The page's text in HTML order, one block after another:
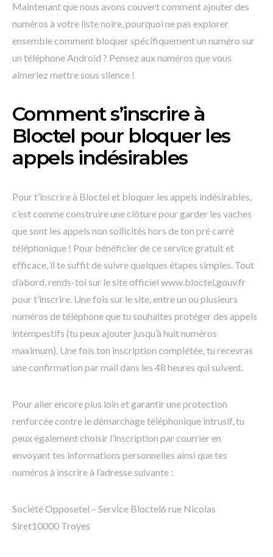
Maintenant que nous avons couvert comment ajouter des
numéros à votre liste noire, pourquoi ne pas explorer
ensemble comment bloquer spécifiquement un numéro sur
un téléphone Android ? Pensez aux numéros que vous
aimeriez mettre sous silence !
Comment s’inscrire à
Bloctel pour bloquer les
appels indésirables
Pour t’inscrire à Bloctel et bloquer les appels indésirables,
c’est comme construire une clôture pour garder les vaches
que sont les appels non sollicités hors de ton pré carré
téléphonique ! Pour bénéficier de ce service gratuit et
efficace, il te suffit de suivre quelques étapes simples. Tout
d’abord, rends-toi sur le site officiel www.bloctel.gouv.fr
pour t’inscrire. Une fois sur le site, entre un ou plusieurs
numéros de téléphone que tu souhaites protéger des appels
intempestifs (tu peux ajouter jusqu’à huit numéros
maximum). Une fois ton inscription complétée, tu recevras
une confirmation par mail dans les 48 heures qui suivent.
Pour aller encore plus loin et garantir une protection
renforcée contre le démarchage téléphonique intrusif, tu
peux également choisir l’inscription par courrier en
envoyant tes informations personnelles ainsi que tes
numéros à inscrire à l’adresse suivante :
Société Opposetel – Service Bloctel6 rue Nicolas
Siret10000 Troyes